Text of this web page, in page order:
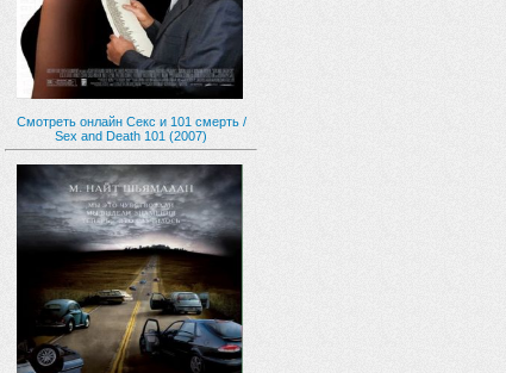
Смотреть онлайн Секс и 101 смерть /
Sex and Death 101 (2007)